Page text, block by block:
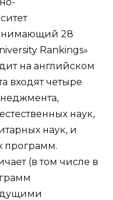
28
Rankings»
на английском
входят четыре
наук,
наук, и
(в том числе в